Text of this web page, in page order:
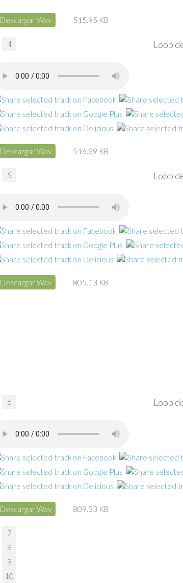
Descargar Wav 515.95 KB
Loop
Descargar Wav 516.39 KB
Loop
Descargar Wav 805.13 KB
Loop
Descargar Wav 809.33 KB
4
5
6
7
8
9
10